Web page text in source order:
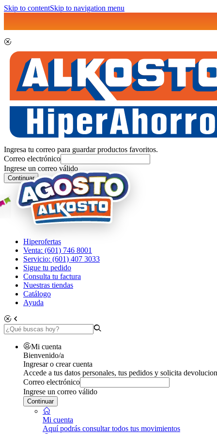
Skip to contentSkip to navigation menu
Ingresa tu correo para guardar productos favoritos.
Correo electrónico
Ingrese un correo válido
Continuar
Hiperofertas
Venta: (601) 746 8001
Servicio: (601) 407 3033
Sigue tu pedido
Consulta tu factura
Nuestras tiendas
Catálogo
Ayuda
Mi cuenta
Bienvenido/a
Ingresar o crear cuenta
Accede a tus datos personales, tus pedidos y solicita
Correo electrónico
Ingrese un correo válido
Continuar
Mi cuenta
Aquí podrás consultar todos tus movimientos